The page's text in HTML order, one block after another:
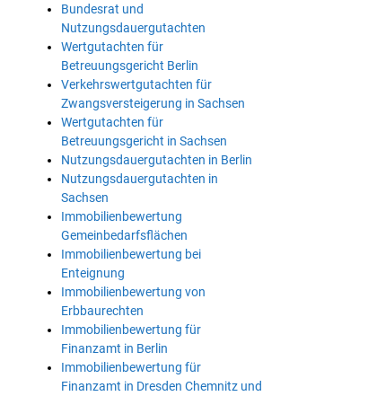
Bundesrat und
Nutzungsdauergutachten
Wertgutachten für
Betreuungsgericht Berlin
Verkehrswertgutachten für
Zwangsversteigerung in Sachsen
Wertgutachten für
Betreuungsgericht in Sachsen
Nutzungsdauergutachten in Berlin
Nutzungsdauergutachten in
Sachsen
Immobilienbewertung
Gemeinbedarfsflächen
Immobilienbewertung bei
Enteignung
Immobilienbewertung von
Erbbaurechten
Immobilienbewertung für
Finanzamt in Berlin
Immobilienbewertung für
Finanzamt in Dresden Chemnitz und